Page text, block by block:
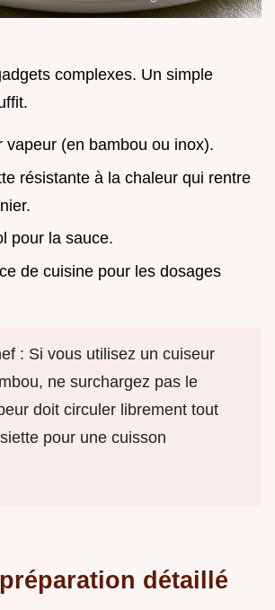
complexes. Un simple
vapeur (en bambou ou inox).
résistante à la chaleur qui rentre
pour la sauce.
de cuisine pour les dosages
: Si vous utilisez un cuiseur
ne surchargez pas le
doit circuler librement tout
pour une cuisson
détaillé